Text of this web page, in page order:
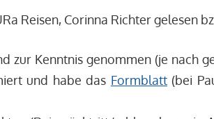
Reisen, Corinna Richter gelesen
zur Kenntnis genommen (je nach
und habe das Formblatt(bei